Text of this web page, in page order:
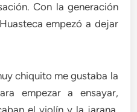
Con la generación
empezó a dejar
chiquito me gustaba la
empezar a ensayar,